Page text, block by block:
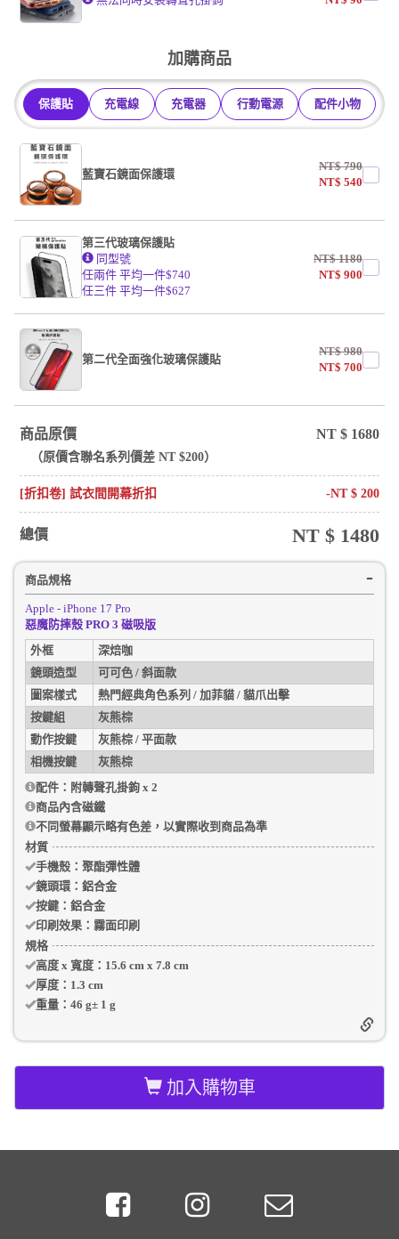
加購商品
保護貼 充電線 充電器 行動電源 配件小物
藍寶石鏡面保護環
NT$790
NT$540
第三代玻璃保護貼
同型號
任兩件 平均一件$740
任三件 平均一件$627
NT$1180
NT$900
第二代全面強化玻璃保護貼
NT$980
NT$700
商品原價 NT $ 1680
（原價含聯名系列 價差 NT $200）
[折扣卷] 試衣間開幕折扣 -NT $200
總價 NT $ 1480
商品規格
Apple - iPhone 17 Pro
惡魔防摔殼 PRO 3 磁吸版
外框
深焙咖
鏡頭造型
可可色 / 斜面款
圖案樣式
熱門經典角色系列 / 加菲貓 / 貓爪出擊
按鍵組
灰熊棕
動作按鍵
灰熊棕 / 平面款
相機按鍵
灰熊棕
配件：附轉聲孔掛鉤 x 2
商品內含磁鐵
不同螢幕顯示略有色差，以實際收到商品為準
材質
手機殼：聚酯彈性體
鏡頭環： 鋁合金
按鍵： 鋁合金
印刷效果： 霧面印刷
規格
高度 x 寬度： 15.6 cm x 7.8 cm
厚度： 1.3 cm
重量： 46 g±1 g
加入購物車